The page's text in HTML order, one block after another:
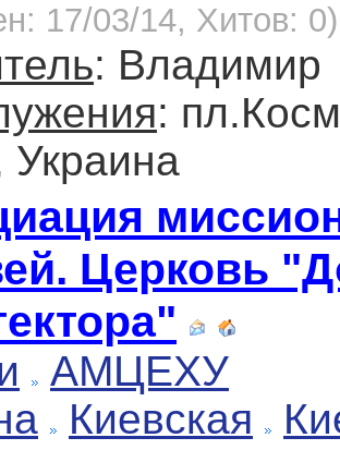
17/03/14, Хитов: 0)
: Владимир
:
Украина
Церковь
АМЦЕХУ
Киевская